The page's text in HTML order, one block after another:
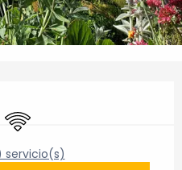
Wifi
servicio(s)